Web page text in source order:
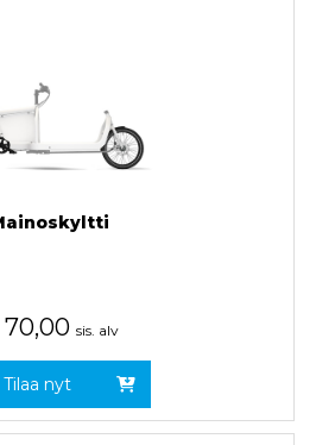
70,00 sis. alv
Tilaa nyt